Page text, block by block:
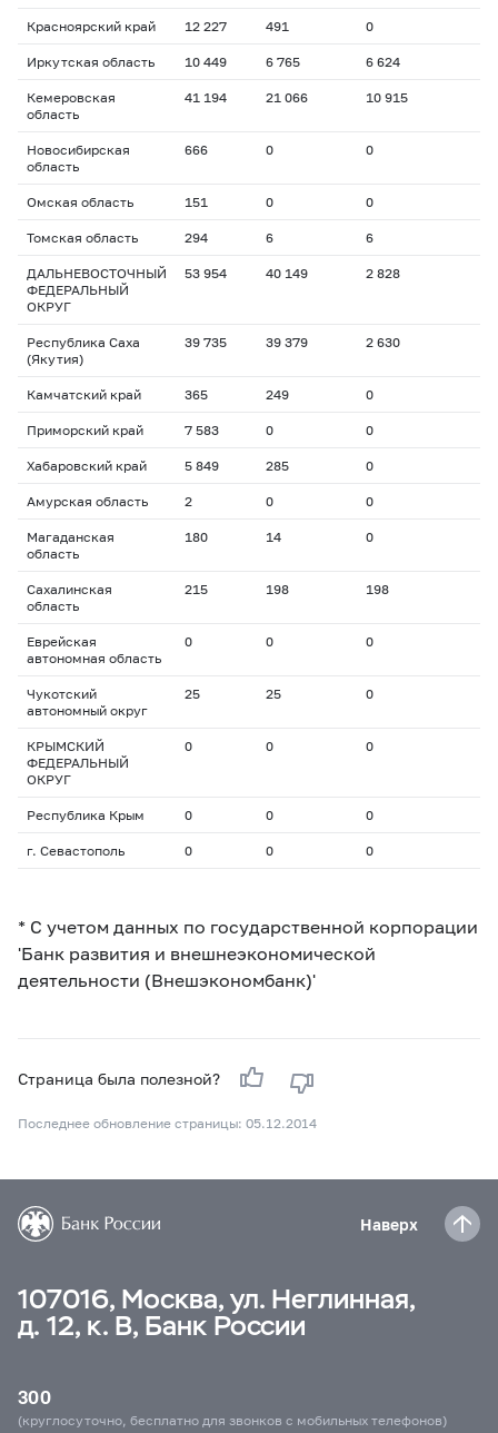
Красноярский край 12 227 491 0
Иркутская область 10 449 6 765 6 624
Кемеровская
область
41 194 21 066 10 915
Новосибирская
область
666 0 0
Омская область 151 0 0
Томская область 294 6 6
ДАЛЬНЕВОСТОЧНЫЙ
ФЕДЕРАЛЬНЫЙ
ОКРУГ
53 954 40 149 2 828
Республика Саха
(Якутия)
39 735 39 379 2 630
Камчатский край 365 249 0
Приморский край 7 583 0 0
Хабаровский край 5 849 285 0
Амурская область 2 0 0
Магаданская
область
180 14 0
Сахалинская
область
215 198 198
Еврейская
автономная область
0 0 0
Чукотский
автономный округ
25 25 0
КРЫМСКИЙ
ФЕДЕРАЛЬНЫЙ
ОКРУГ
0 0 0
Республика Крым 0 0 0
г. Севастополь 0 0 0
* С учетом данных по государственной корпорации
'Банк развития и внешнеэкономической
деятельности (Внешэкономбанк)'
Страница была полезной?
Последнее обновление страницы: 05.12.2014
Наверх
107016, Москва, ул. Неглинная,
д. 12, к. В, Банк России
300
(круглосуточно, бесплатно для звонков с мобильных телефонов)